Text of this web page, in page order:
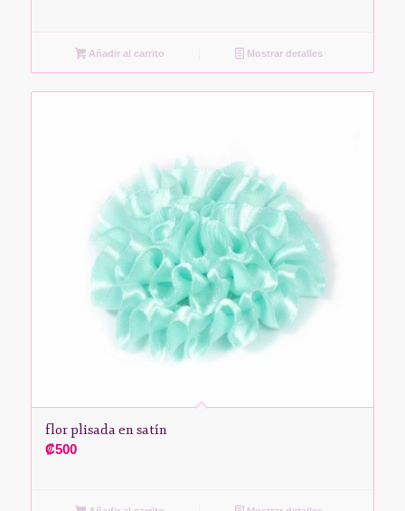
Añadir al carrito Mostrar detalles
flor plisada en satín
₡500